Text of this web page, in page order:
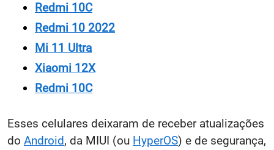
Redmi 10C
Redmi 10 2022
Mi 11 Ultra
Xiaomi 12X
Redmi 10C
Esses celulares deixaram de receber atualizações
do Android, da MIUI (ou HyperOS) e de segurança,